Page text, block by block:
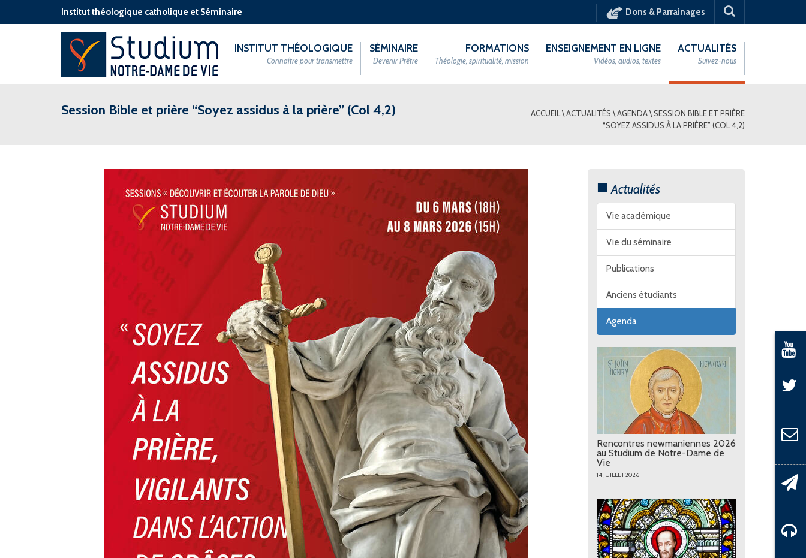
Institut théologique catholique et Séminaire Dons & Parrainages
INSTITUT THÉOLOGIQUE
Connaître pour transmettre
SÉMINAIRE
Devenir Prêtre
FORMATIONS
Théologie, spiritualité, mission
ENSEIGNEMENT EN LIGNE
Vidéos, audios, textes
ACTUALITÉS
Suivez-nous
Session Bible et prière “Soyez assidus à la prière” (Col 4,2) ACCUEIL\ACTUALITÉS \AGENDA\SESSION BIBLE ET PRIÈRE
“SOYEZ ASSIDUS À LA PRIÈRE” (COL 4,2)
Actualités
Vie académique
Vie du séminaire
Publications
Anciens étudiants
Agenda
Rencontres newmaniennes 2026
au Studium de Notre-Dame de
Vie
14 JUILLET 2026